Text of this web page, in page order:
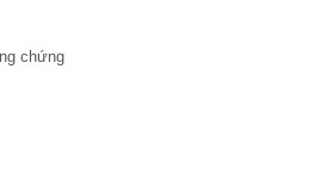
chứng